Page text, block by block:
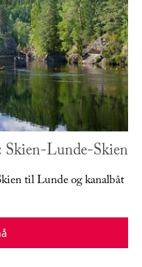
Skien-Lunde-Skien
til Lunde og kanalbåt